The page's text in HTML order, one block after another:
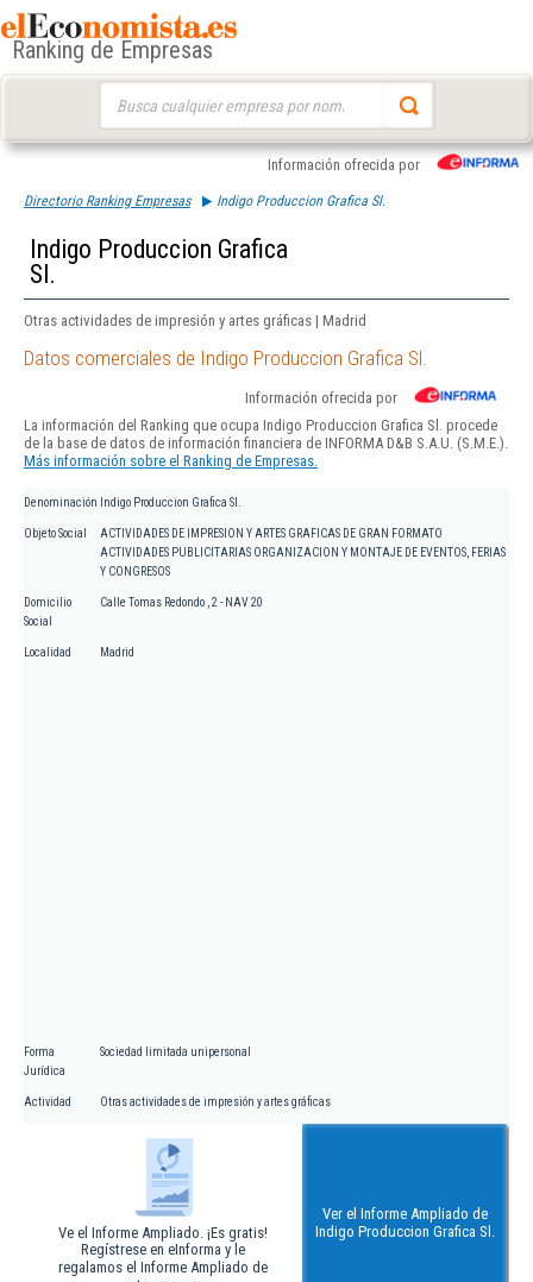
Ranking de Empresas
Información ofrecida por
Directorio Ranking Empresas Indigo Produccion Grafica Sl.
Indigo Produccion Grafica
Sl.
Otras actividades de impresión y artes gráficas | Madrid
Datos comerciales de Indigo Produccion Grafica Sl.
Información ofrecida por
La información del Ranking que ocupa Indigo Produccion Grafica Sl. procede
de la base de datos de información financiera de INFORMA D&B S.A.U. (S.M.E.).
Más información sobre el Ranking de Empresas.
Denominación Indigo Produccion Grafica Sl.
Objeto Social
ACTIVIDADES DE IMPRESION Y ARTES GRAFICAS DE GRAN FORMATO
ACTIVIDADES PUBLICITARIAS ORGANIZACION Y MONTAJE DE EVENTOS, FERIAS
Y CONGRESOS
Domicilio
Social
Calle Tomas Redondo , 2 - NAV 20
Localidad Madrid
Forma
Jurídica
Sociedad limitada unipersonal
Actividad Otras actividades de impresión y artes gráficas
Ve el Informe Ampliado. ¡Es gratis!
Regístrese en eInforma y le
regalamos el Informe Ampliado de
Ver el Informe Ampliado de
Indigo Produccion Grafica Sl.